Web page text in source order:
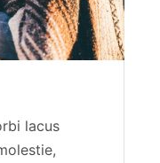
lacus